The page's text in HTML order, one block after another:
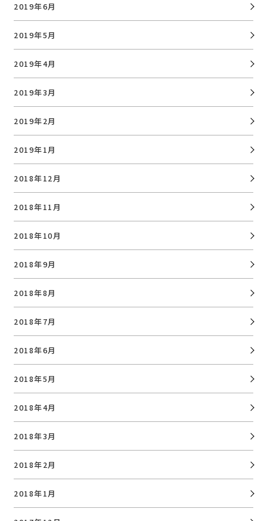
2019年6月
2019年5月
2019年4月
2019年3月
2019年2月
2019年1月
2018年12月
2018年11月
2018年10月
2018年9月
2018年8月
2018年7月
2018年6月
2018年5月
2018年4月
2018年3月
2018年2月
2018年1月